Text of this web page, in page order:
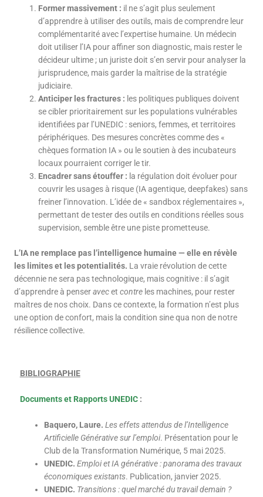
Former massivement : il ne s’agit plus seulement
d’apprendre à utiliser des outils, mais de comprendre leur
complémentarité avec l’expertise humaine. Un médecin
doit utiliser l’IA pour affiner son diagnostic, mais rester le
décideur ultime ; un juriste doit s’en servir pour analyser la
jurisprudence, mais garder la maîtrise de la stratégie
judiciaire.
Anticiper les fractures : les politiques publiques doivent
se cibler prioritairement sur les populations vulnérables
identifiées par l’UNEDIC : seniors, femmes, et territoires
périphériques. Des mesures concrètes comme des «
chèques formation IA » ou le soutien à des incubateurs
locaux pourraient corriger le tir.
Encadrer sans étouffer : la régulation doit évoluer pour
couvrir les usages à risque (IA agentique, deepfakes) sans
freiner l’innovation. L’idée de « sandbox réglementaires »,
permettant de tester des outils en conditions réelles sous
supervision, semble être une piste prometteuse.
L’IA ne remplace pas l’intelligence humaine — elle en révèle
les limites et les potentialités. La vraie révolution de cette
décennie ne sera pas technologique, mais cognitive : il s’agit
d’apprendre à penseravecet contreles machines, pour rester
maîtres de nos choix. Dans ce contexte, la formation n’est plus
une option de confort, mais la condition sine qua non de notre
résilience collective.
BIBLIOGRAPHIE
Documents et Rapports UNEDIC:
Baquero, Laure. Les effets attendus de l’Intelligence
Artificielle Générative sur l’emploi. Présentation pour le
Club de la Transformation Numérique, 5 mai 2025.
UNEDIC. Emploi et IA générative : panorama des travaux
économiques existants. Publication, janvier 2025.
UNEDIC. Transitions : quel marché du travail demain ?